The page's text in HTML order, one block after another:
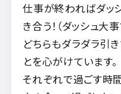
仕事が終わればダッ
き合う！（ダッシュ大事
どちらもダラダラ引
とを心がけています。
それぞれで過ごす時